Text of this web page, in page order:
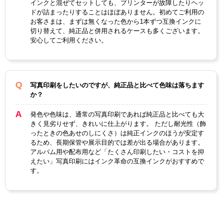
インクと混ぜてセットしても、プリンターが故障したりヘッ
ドが詰まったりすることはほぼありません。初めてご利用の
お客さまは、まずは無くなった色から1本ずつ互換インクに
切り替えて、純正品と併用されるケースも多くございます。
安心してご利用ください。
写真印刷をしたいのですが、純正品と比べて色味は落ちます
か？
発色や色味は、通常の写真印刷であれば純正品と比べても大
きく見劣りせず、きれいに仕上がります。 ただし耐光性（飾
ったときの色あせのしにくさ）は純正インクのほうが安定す
るため、長期保管や展示目的では差が出る場合があります。
アルバム用や配布用など「たくさん印刷したい・コストを抑
えたい」写真印刷にはインク革命の互換インクがおすすめで
す。